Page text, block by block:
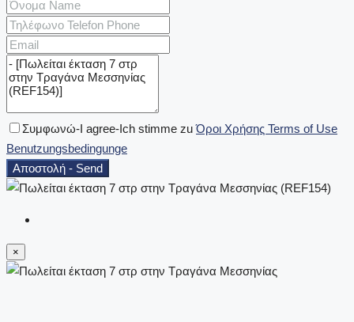
Συμφωνώ-I agree-Ich stimme zuΌροι Χρήσης Terms of Use
Benutzungsbedingunge
Αποστολή - Send
×